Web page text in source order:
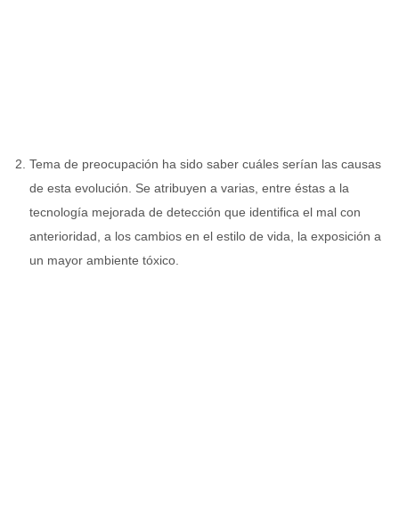
Tema de preocupación ha sido saber cuáles serían las causas
de esta evolución. Se atribuyen a varias, entre éstas a la
tecnología mejorada de detección que identifica el mal con
anterioridad, a los cambios en el estilo de vida, la exposición a
un mayor ambiente tóxico.